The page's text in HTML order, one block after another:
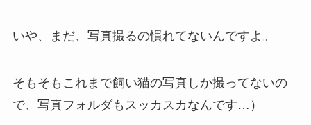
いや、まだ、写真撮るの慣れてないんですよ。
そもそもこれまで飼い猫の写真しか撮ってないの
で、写真フォルダもスッカスカなんです…）